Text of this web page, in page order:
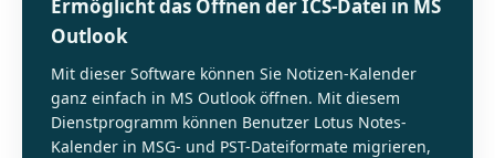
Ermöglicht das Öffnen der ICS-Datei in MS
Outlook
Mit dieser Software können Sie Notizen-Kalender
ganz einfach in MS Outlook öffnen. Mit diesem
Dienstprogramm können Benutzer Lotus Notes-
Kalender in MSG- und PST-Dateiformate migrieren,